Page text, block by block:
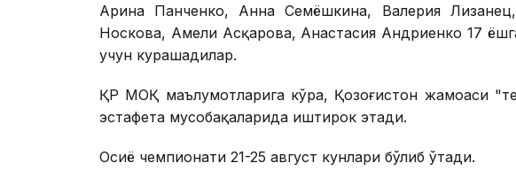
Арина Панченко, Анна Семёшкина, Валерия
Носкова, Амели Асқарова, Анастасия Андриенко 17
учун курашадилар.
ҚР МОҚ маълумотларига кўра, Қозоғистон жамоаси
эстафета мусобақаларида иштирок этади.
Осиё чемпионати 21-25 август кунлари бўлиб ўтади.